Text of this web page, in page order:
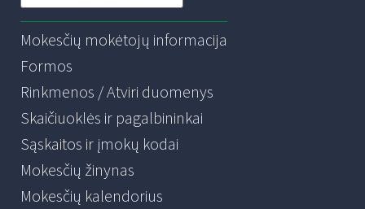
Mokesčių mokėtojų informacija
Formos
Rinkmenos / Atviri duomenys
Skaičiuoklės ir pagalbininkai
Sąskaitos ir įmokų kodai
Mokesčių žinynas
Mokesčių kalendorius